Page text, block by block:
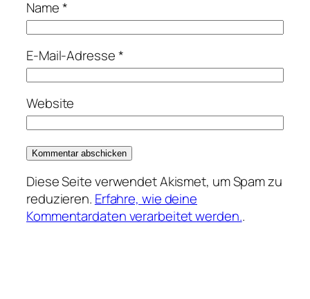
Name*
E-Mail-Adresse*
Website
Diese Seite verwendet Akismet, um Spam zu
reduzieren. Erfahre, wie deine
Kommentardaten verarbeitet werden..